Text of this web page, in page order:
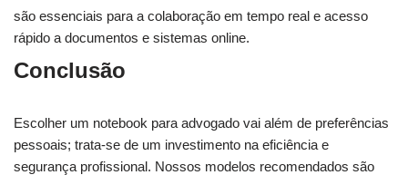
são essenciais para a colaboração em tempo real e acesso
rápido a documentos e sistemas online.
Conclusão
Escolher um notebook para advogado vai além de preferências
pessoais; trata-se de um investimento na eficiência e
segurança profissional. Nossos modelos recomendados são